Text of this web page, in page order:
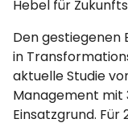
Hebel für
Den gestiegenen
in
aktuelle Studie
Management mit
Einsatzgrund.